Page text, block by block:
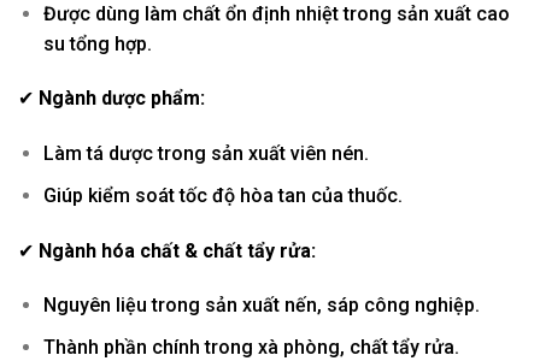
Được dùng làm chất ổn định nhiệt trong sản xuất cao
su tổng hợp.
✔ Ngành dược phẩm:
Làm tá dược trong sản xuất viên nén.
Giúp kiểm soát tốc độ hòa tan của thuốc.
✔ Ngành hóa chất & chất tẩy rửa:
Nguyên liệu trong sản xuất nến, sáp công nghiệp.
Thành phần chính trong xà phòng, chất tẩy rửa.